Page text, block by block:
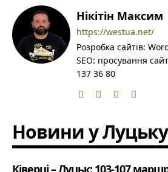
Нікітін Максим
https://westua.net/
Розробка сайтів:
SEO: просування
137 36 80
Новини у
Ківерці – Луцьк: 103-107